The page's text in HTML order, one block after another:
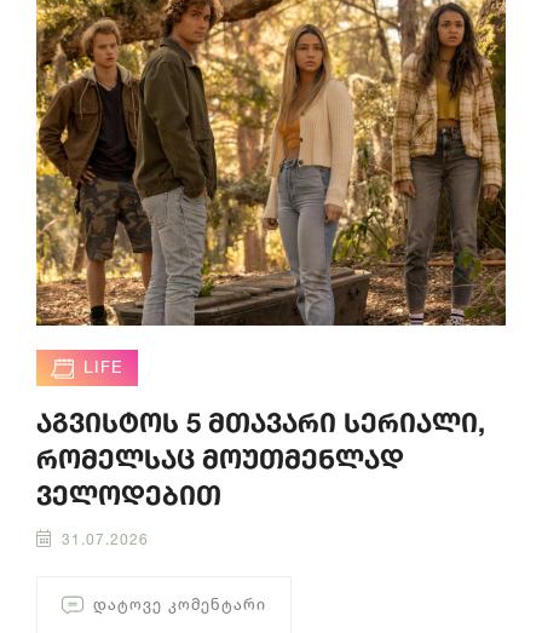
LIFE
აგვისტოს 5 მთავარი სერიალი,
რომელსაც მოუთმენლად
ველოდებით
31.07.2026
ᲓᲐᲢᲝᲕᲔ ᲙᲝᲛᲔᲜᲢᲐᲠᲘ